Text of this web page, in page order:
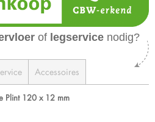
of legservice nodig?
Accessoires
Plint 120 x 12 mm